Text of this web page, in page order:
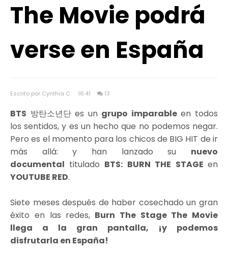
The Movie podrá
verse en España
Escrito por Cynthia C. 16:41 13
BTS 방탄소년단 es un grupo imparableen todos
los sentidos, y es un hecho que no podemos negar.
Pero es el momento para los chicos de BIG HIT de ir
más allá: y han lanzado su nuevo
documental titulado BTS: BURN THE STAGE en
YOUTUBE RED.
Siete meses después de haber cosechado un gran
éxito en las redes, Burn The Stage The Movie
llega a la gran pantalla, ¡y podemos
disfrutarla en España!